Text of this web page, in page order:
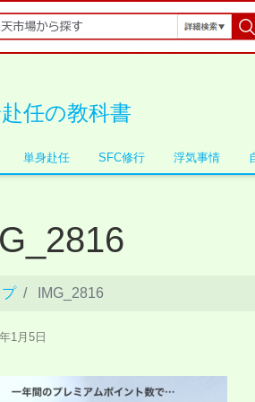
任の教科書
単身赴任 SFC修行 浮気事情
プ IMG_2816
1月5日